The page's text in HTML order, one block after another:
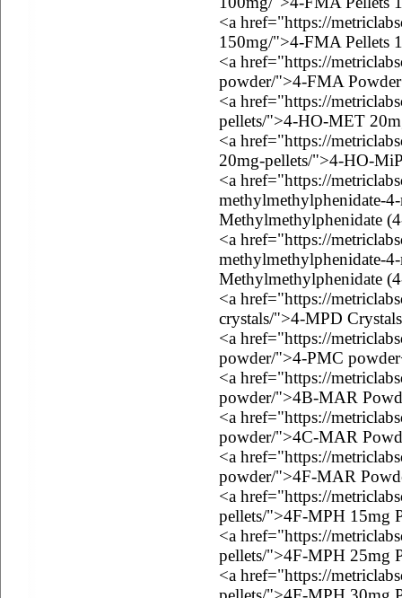
<a href="https://
150mg/">4-FMA Pellets
<a href="https://
powder/">4-FMA
<a href="https://
pellets/">4-HO-MET
<a href="https://
20mg-pellets/">4-HO-
<a href="https://
methylmethylphenidate-
Methylmethylphenidate
<a href="https://
methylmethylphenidate-
Methylmethylphenidate
<a href="https://
crystals/">4-MPD
<a href="https://
powder/">4-PMC
<a href="https://
powder/">4B-MAR
<a href="https://
powder/">4C-MAR
<a href="https://
powder/">4F-MAR
<a href="https://
pellets/">4F-MPH 15mg
<a href="https://
pellets/">4F-MPH 25mg
<a href="https://